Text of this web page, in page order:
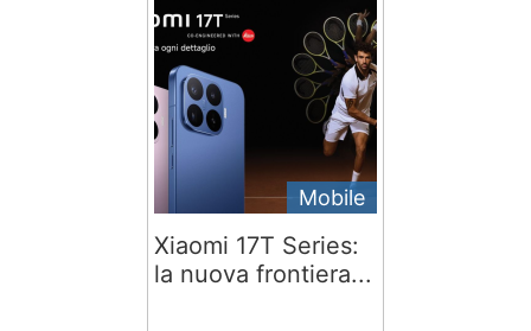
Mobile
Xiaomi 17T Series:
la nuova frontiera...